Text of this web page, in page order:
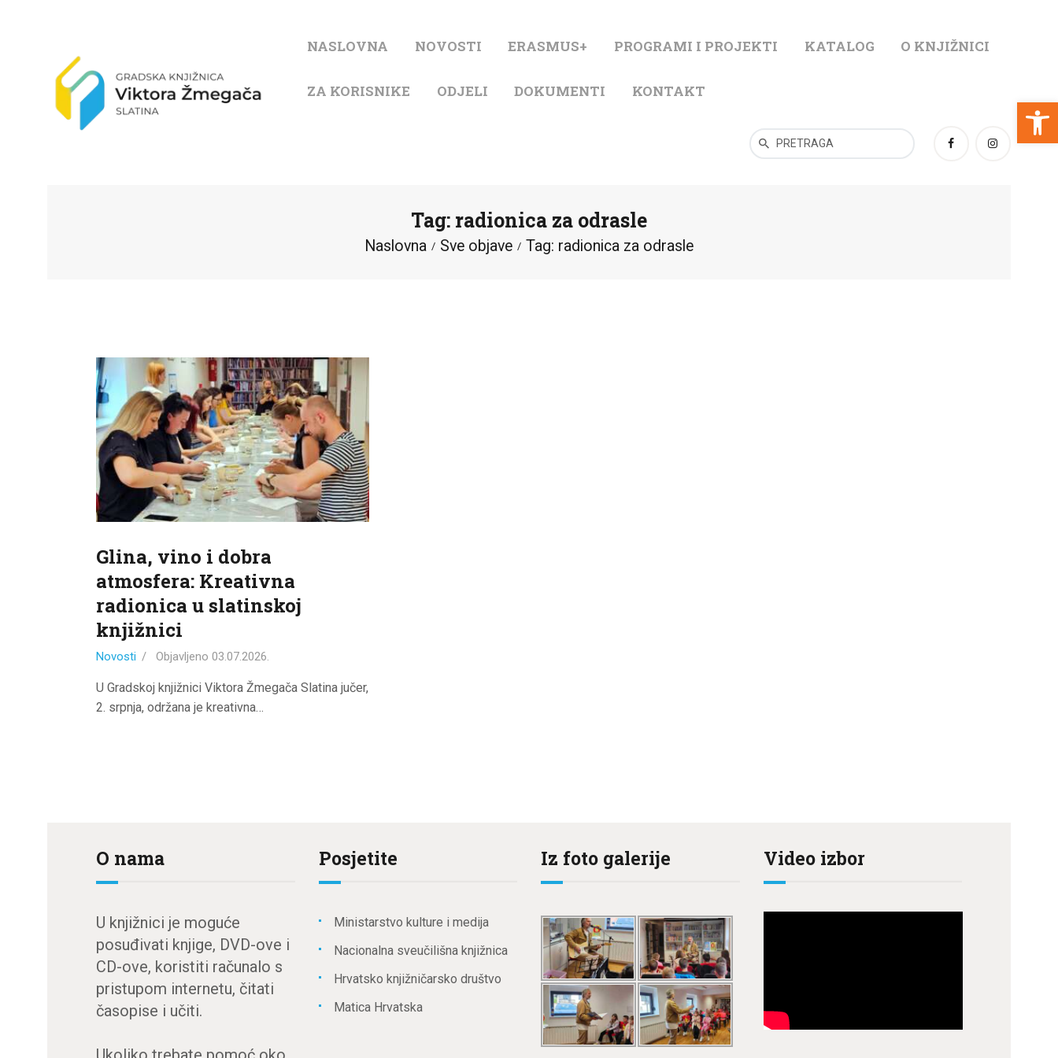
Open toolbar
NASLOVNA NOVOSTI ERASMUS+ PROGRAMI I PROJEKTI KATALOG O KNJIŽNICI
ZA KORISNIKE ODJELI DOKUMENTI KONTAKT
Tag: radionica za odrasle
Naslovna Sve objave Tag: radionica za odrasle
KATALOG
Glina, vino i dobra
atmosfera: Kreativna
radionica u slatinskoj
knjižnici
Novosti Objavljeno 03.07.2026.
U Gradskoj knjižnici Viktora Žmegača Slatina jučer,
2. srpnja, održana je kreativna…
O nama
U knjižnici je moguće
posuđivati knjige, DVD-ove i
CD-ove, koristiti računalo s
pristupom internetu, čitati
časopise i učiti.
Posjetite
Ministarstvo kulture i medija
Nacionalna sveučilišna knjižnica
Hrvatsko knjižničarsko društvo
Matica Hrvatska
Iz foto galerije Video izbor